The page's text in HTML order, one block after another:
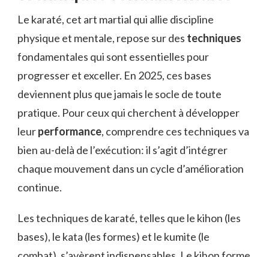
Le karaté, cet art martial qui allie discipline
physique et mentale, repose sur des techniques
fondamentales qui sont essentielles pour
progresser et exceller. En 2025, ces bases
deviennent plus que jamais le socle de toute
pratique. Pour ceux qui cherchent à développer
leurperformance, comprendre ces techniques va
bien au-delà de l’exécution: il s’agit d’intégrer
chaque mouvement dans un cycle d’amélioration
continue.
Les techniques de karaté, telles que le kihon (les
bases), le kata (les formes) et le kumite (le